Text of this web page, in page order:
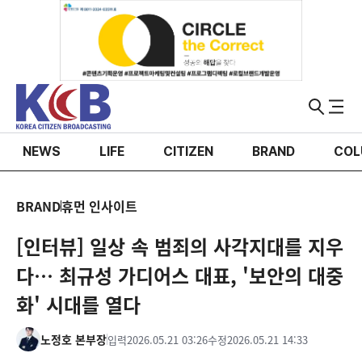
NEWS LIFE CITIZEN BRAND
BRAND휴먼 인사이트
[인터뷰] 일상 속 범죄의 사각지대를 지우
다… 최규성 가디어스 대표, '보안의 대중
화' 시대를 열다
노정호 본부장입력2026.05.21 03:26수정2026.05.21 14:33